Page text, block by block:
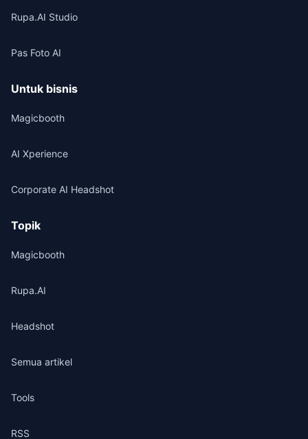
Rupa.AI Studio
Pas Foto AI
Untuk bisnis
Magicbooth
AI Xperience
Corporate AI Headshot
Topik
Magicbooth
Rupa.AI
Headshot
Semua artikel
Tools
RSS